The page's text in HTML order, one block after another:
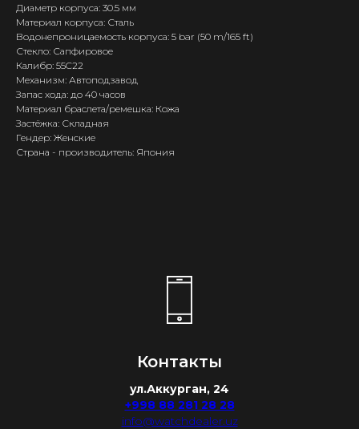
Диаметр корпуса: 30.5 мм
Материал корпуса: Сталь
Водонепроницаемость корпуса: 5 bar (50 m/165 ft)
Стекло: Сапфировое
Калибр: 55C22
Механизм: Автоподзавод
Запас хода: до 40 часов
Материал браслета/ремешка: Кожа
Застёжка: Складная
Гендер: Женские
Страна - производитель: Япония
Контакты
ул.Аккурган, 24
+998 88 281 28 28
info@watchdealer.uz